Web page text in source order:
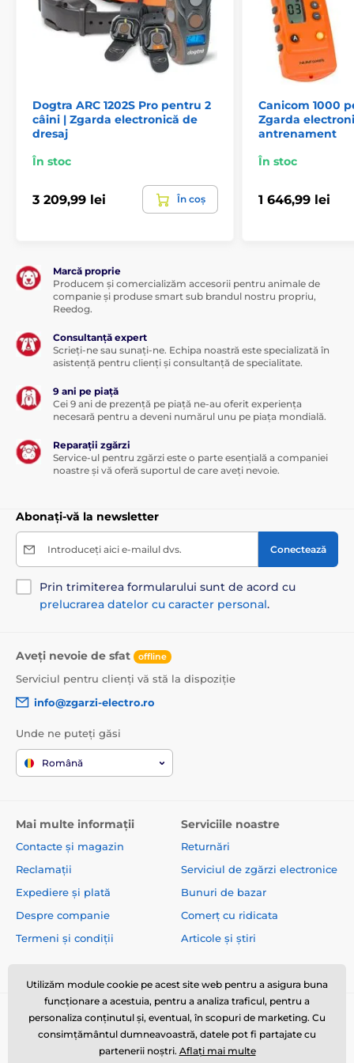
Lungimea zgărzii
Zgarda Dogtra 4504 Edge este realizată
dintr-un plastic rezistent și confortabil
ajustabilă
Greutate și dimensiuni
înălțime de 13,8 cm, o adâncime de 4,3 cm
lățime de 6,9 cm, o înălțime de 4,1 cm, o adâncime de
4,7 cm și cântărește 110 g.
Produsul este inclus în categoria
Zgărzi de antrenament
1501 până la 2000 de metri Electronice
Vibratoare
Pentru câini de talie medie
Pentru câini mari
Pentru cei mai mari câini
Dogtra ARC 1202S Pro pentru 2
câini | Zgarda electronică de
dresaj
În stoc
3 209,99 lei În coș
Canicom 1000
Zgarda
antrenament
În stoc
1 646,99 lei
Marcă proprie
Producem și comercializăm accesorii pentru animale de
companie și produse smart sub brandul nostru propriu,
Reedog.
Consultanță expert
Scrieți-ne sau sunați-ne. Echipa noastră este specializată în
asistență pentru clienți și consultanță de specialitate.
9 ani pe piață
Cei 9 ani de prezență pe piață ne-au oferit experiența
necesară pentru a deveni numărul unu pe piața mondială.
Reparații zgărzi
Service-ul pentru zgărzi este o parte esențială a companiei
noastre și vă oferă suportul de care aveți nevoie.
Abonați-vă la newsletter
Introduceți aici e-mailul dvs. Conectează
Prin trimiterea formularului sunt de acord cu
prelucrarea datelor cu caracter personal.
Aveți nevoie de sfat offline
Serviciul pentru clienți vă stă la dispoziție
info@zgarzi-electro.ro
Unde ne puteți găsi
Română
Mai multe informații
Contacte și magazin
Reclamații
Expediere și plată
Despre companie
Termeni și condiții
Serviciile noastre
Returnări
Serviciul de zgărzi electronice
Bunuri de bazar
Comerț cu ridicata
Articole și știri
Utilizăm module cookie pe acest site web pentru a asigura buna
funcționare a acestuia, pentru a analiza traficul, pentru a
personaliza conținutul și, eventual, în scopuri de marketing. Cu
consimțământul dumneavoastră, datele pot fi partajate cu
partenerii noștri. Aflați mai multe